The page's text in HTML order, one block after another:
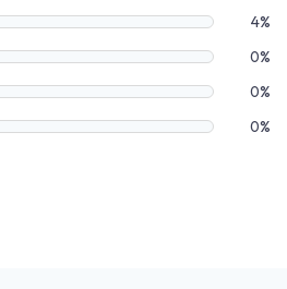
4%
0%
0%
0%